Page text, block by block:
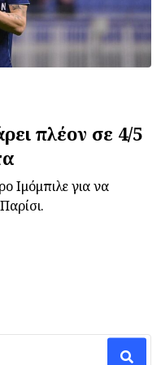
πλέον σε 4/5
Ιμόμπιλε για να